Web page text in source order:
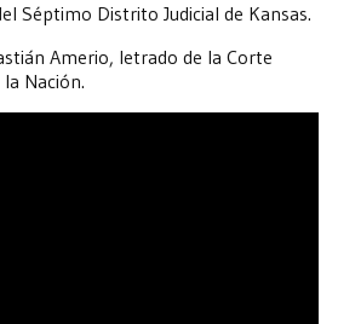
Séptimo Distrito Judicial de Kansas.
Amerio, letrado de la Corte
Nación.